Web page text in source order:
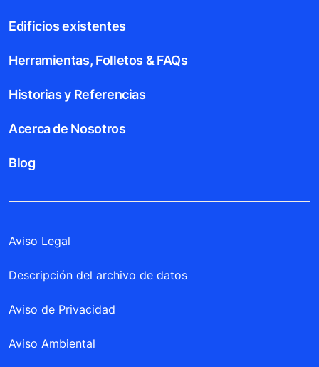
Edificios existentes
Herramientas, Folletos & FAQs
Historias y Referencias
Acerca de Nosotros
Blog
Aviso Legal
Descripción del archivo de datos
Aviso de Privacidad
Aviso Ambiental